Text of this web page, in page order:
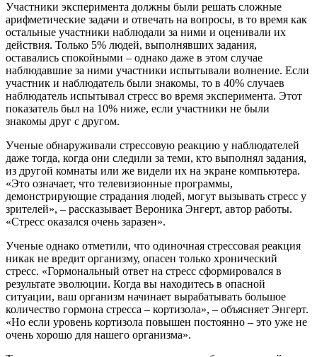
Участники эксперимента должны были решать сложные
арифметические задачи и отвечать на вопросы, в то время как
остальные участники наблюдали за ними и оценивали их
действия. Только 5% людей, выполнявших задания,
оставались спокойными – однако даже в этом случае
наблюдавшие за ними участники испытывали волнение. Если
участник и наблюдатель были знакомы, то в 40% случаев
наблюдатель испытывал стресс во время эксперимента. Этот
показатель был на 10% ниже, если участники не были
знакомы друг с другом.
Ученые обнаруживали стрессовую реакцию у наблюдателей
даже тогда, когда они следили за теми, кто выполнял задания,
из другой комнаты или же видели их на экране компьютера.
«Это означает, что телевизионные программы,
демонстрирующие страдания людей, могут вызывать стресс у
зрителей», – рассказывает Вероника Энгерт, автор работы.
«Стресс оказался очень заразен».
Ученые однако отметили, что одиночная стрессовая реакция
никак не вредит организму, опасен только хронический
стресс. «Гормональный ответ на стресс сформировался в
результате эволюции. Когда вы находитесь в опасной
ситуации, ваш организм начинает вырабатывать большое
количество гормона стресса – кортизола», – объясняет Энгерт.
«Но если уровень кортизола повышен постоянно – это уже не
очень хорошо для нашего организма».